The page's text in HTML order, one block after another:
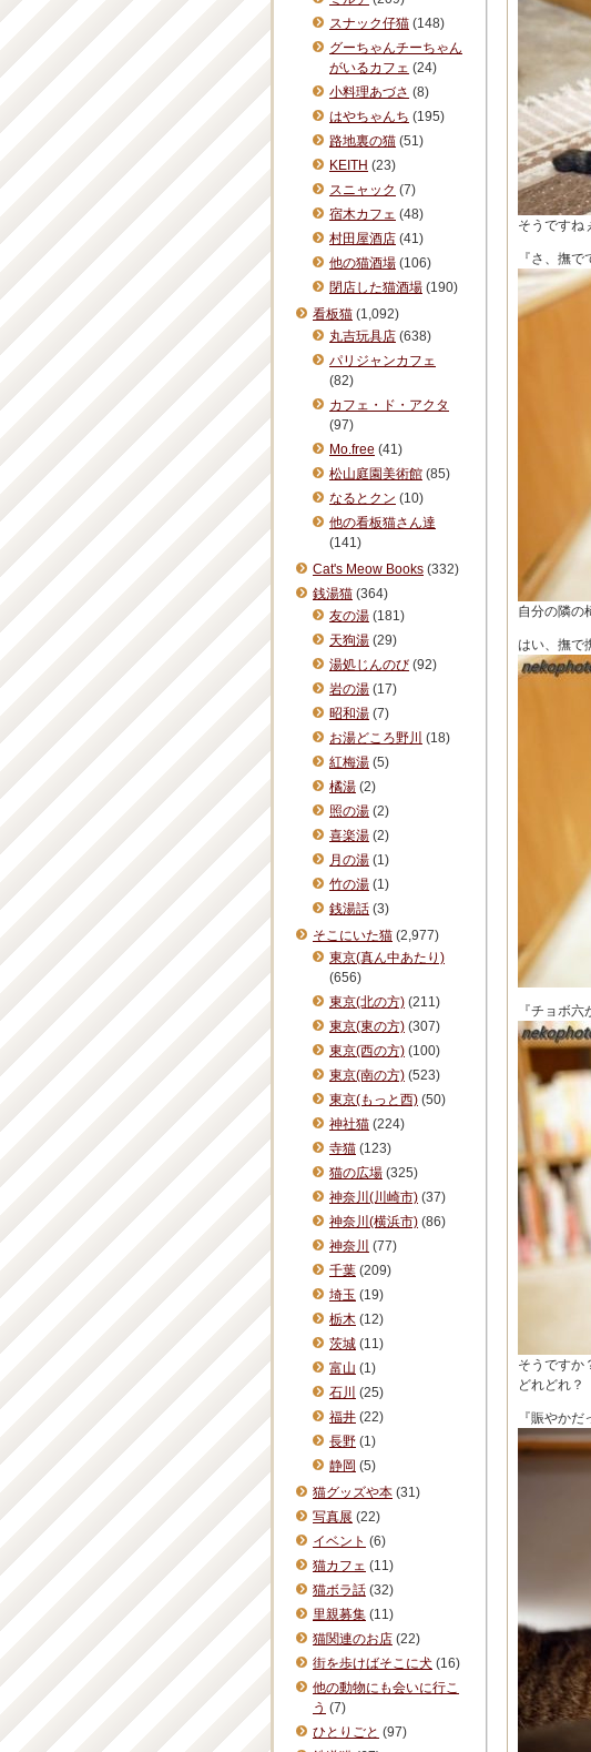
そうですね
『さ、撫で
自分の隣の
はい、撫で
『チョボ六
そうですか
どれどれ？
『賑やかだ
スナック仔猫 (148)
グーちゃんチーちゃん
がいるカフェ (24)
小料理あづさ (8)
はやちゃんち (195)
路地裏の猫 (51)
KEITH (23)
スニャック (7)
宿木カフェ (48)
村田屋酒店 (41)
他の猫酒場 (106)
閉店した猫酒場 (190)
看板猫 (1,092)
丸吉玩具店 (638)
パリジャンカフェ
(82)
カフェ・ド・アクタ
(97)
Mo.free (41)
松山庭園美術館 (85)
なるとクン (10)
他の看板猫さん達
(141)
Cat's Meow Books (332)
銭湯猫 (364)
友の湯 (181)
天狗湯 (29)
湯処じんのび (92)
岩の湯 (17)
昭和湯 (7)
お湯どころ野川 (18)
紅梅湯 (5)
橘湯 (2)
照の湯 (2)
喜楽湯 (2)
月の湯 (1)
竹の湯 (1)
銭湯話 (3)
そこにいた猫 (2,977)
東京(真ん中あたり)
(656)
東京(北の方) (211)
東京(東の方) (307)
東京(西の方) (100)
東京(南の方) (523)
東京(もっと西) (50)
神社猫 (224)
寺猫 (123)
猫の広場 (325)
神奈川(川崎市) (37)
神奈川(横浜市) (86)
神奈川 (77)
千葉 (209)
埼玉 (19)
栃木 (12)
茨城 (11)
富山 (1)
石川 (25)
福井 (22)
長野 (1)
静岡 (5)
猫グッズや本 (31)
写真展 (22)
イベント (6)
猫カフェ (11)
猫ボラ話 (32)
里親募集 (11)
猫関連のお店 (22)
街を歩けばそこに犬 (16)
他の動物にも会いに行こ
う (7)
ひとりごと (97)